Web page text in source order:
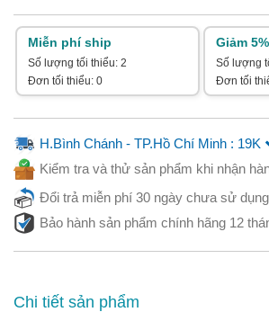
Miễn phí ship
Số lượng tối thiểu: 2
Đơn tối thiểu: 0
Giảm 5%
Số lượng
Đơn tối
H.Bình Chánh - TP.Hồ Chí Minh : 19K
Kiểm tra và thử sản phẩm khi nhận
Đổi trả miễn phí 30 ngày chưa sử dụng
Bảo hành sản phẩm chính hãng 12
Chi tiết sản phẩm